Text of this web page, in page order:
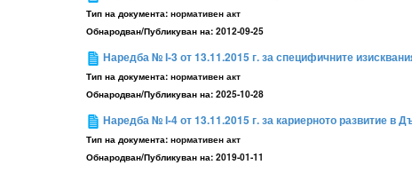
Тип на документа: нормативен акт
Обнародван/Публикуван на: 2012-09-25
Наредба № І-3 от 13.11.2015 г. за специфичните
Тип на документа: нормативен акт
Обнародван/Публикуван на: 2025-10-28
Наредба № І-4 от 13.11.2015 г. за кариерното развитие в
Тип на документа: нормативен акт
Обнародван/Публикуван на: 2019-01-11